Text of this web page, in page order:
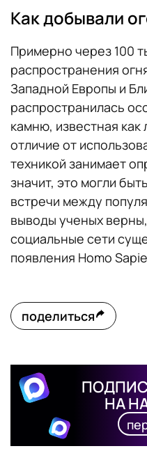
Как добывали
Примерно через 100
распространения
Западной Европы и
распространилась
камню, известная как
отличие от
техникой занимает
значит, это могли
встречи между
выводы ученых
социальные сети
появления Homo
поделиться
НА